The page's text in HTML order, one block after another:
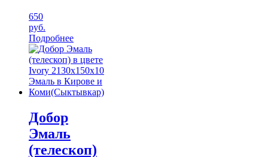
650
руб.
Подробнее
Добор
Эмаль
(телескоп)